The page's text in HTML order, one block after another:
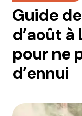
Guide
d’août
pour ne
d’ennui